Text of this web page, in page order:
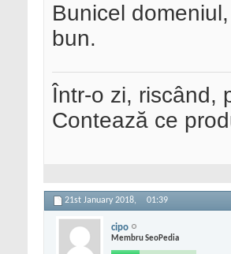
Bunicel
bun.
Într-o zi, riscând,
Contează ce
21st January 2018, 01:39
cipo
Membru SeoPedia